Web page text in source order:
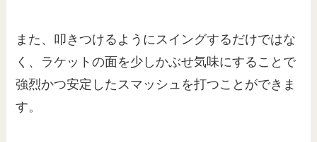
また、叩きつけるようにスイングするだけではな
く、ラケットの面を少しかぶせ気味にすることで
強烈かつ安定したスマッシュを打つことができま
す。